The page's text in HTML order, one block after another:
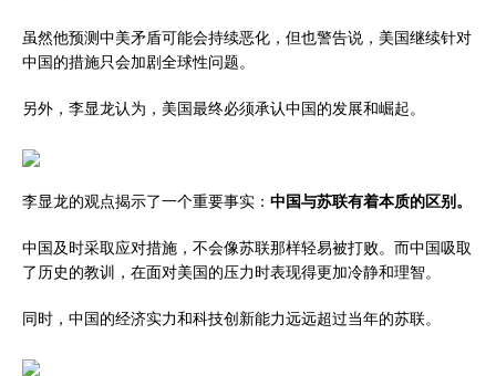
虽然他预测中美矛盾可能会持续恶化，但也警告说，美国继续针对
中国的措施只会加剧全球性问题。
另外，李显龙认为，美国最终必须承认中国的发展和崛起。
李显龙的观点揭示了一个重要事实： 中国与苏联有着本质的区别。
中国及时采取应对措施，不会像苏联那样轻易被打败。而中国吸取
了历史的教训，在面对美国的压力时表现得更加冷静和理智。
同时，中国的经济实力和科技创新能力远远超过当年的苏联。